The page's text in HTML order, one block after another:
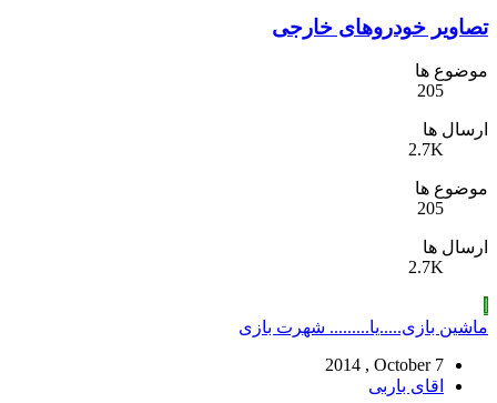
تصاویر خودروهای خارجی
موضوع ها
205
ارسال ها
2.7K
موضوع ها
205
ارسال ها
2.7K
ماشین بازی.....یا......... شهرت بازی
2014 , October 7
اقای باربی